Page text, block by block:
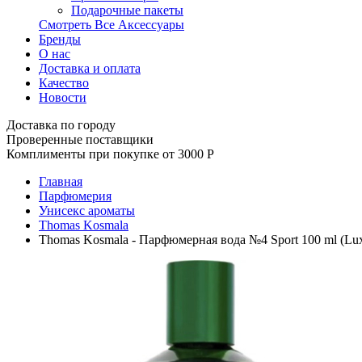
Подарочные пакеты
Смотреть Все Аксессуары
Бренды
О нас
Доставка и оплата
Качество
Новости
Доставка по городу
Проверенные поставщики
Комплименты при покупке от 3000 Р
Главная
Парфюмерия
Унисекс ароматы
Thomas Kosmala
Thomas Kosmala - Парфюмерная вода №4 Sport 100 ml